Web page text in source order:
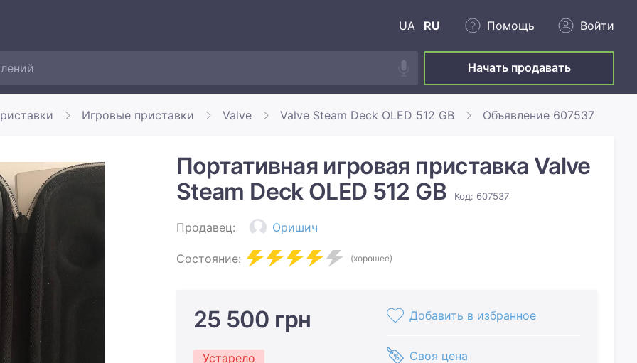
UA RU Помощь Войти
Начать продавать
Игровые приставки Valve Valve Steam Deck OLED 512 GB Объявление 607537
Портативная игровая приставка Valve
Steam Deck OLED 512 GB
Код: 607537
Продавец: Оришич
Состояние: (хорошее)
25 500 грн
Устарело
Добавить в избранное
Своя цена